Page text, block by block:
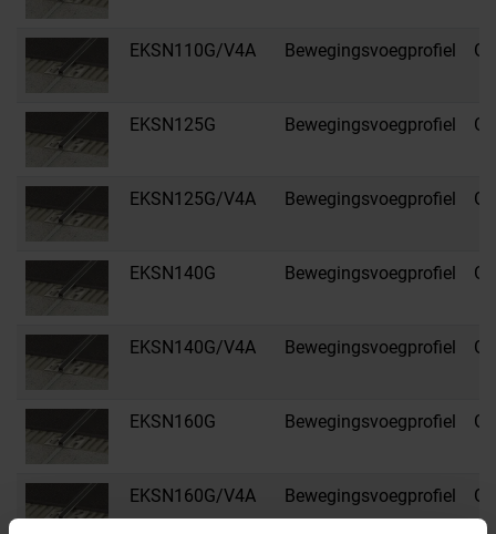
EKSN110G/V4A Bewegingsvoegprofiel G
EKSN125G Bewegingsvoegprofiel G
EKSN125G/V4A Bewegingsvoegprofiel G
EKSN140G Bewegingsvoegprofiel G
EKSN140G/V4A Bewegingsvoegprofiel G
EKSN160G Bewegingsvoegprofiel G
EKSN160G/V4A Bewegingsvoegprofiel G